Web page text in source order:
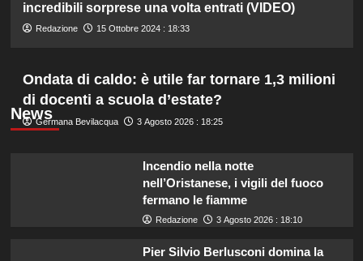
incredibili sorprese una volta entrati (VIDEO)
Redazione 15 Ottobre 2024 : 18:33
News
Ondata di caldo: è utile far tornare 1,3 milioni
di docenti a scuola d’estate?
Germana Bevilacqua 3 Agosto 2026 : 18:25
Incendio nella notte
nell’Oristanese, i vigili del fuoco
fermano le fiamme
Redazione 3 Agosto 2026 : 18:10
Pier Silvio Berlusconi domina la